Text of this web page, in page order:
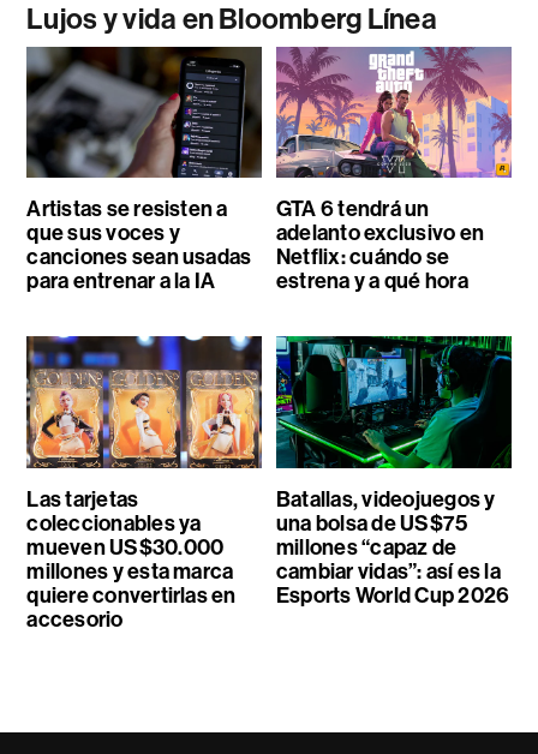
Lujos y vida en Bloomberg Línea
Artistas se resisten a
que sus voces y
canciones sean usadas
para entrenar a la IA
GTA 6 tendrá un
adelanto exclusivo en
Netflix: cuándo se
estrena y a qué hora
Las tarjetas
coleccionables ya
mueven US$30.000
millones y esta marca
quiere convertirlas en
accesorio
Batallas, videojuegos y
una bolsa de US$75
millones “capaz de
cambiar vidas”: así es la
Esports World Cup 2026